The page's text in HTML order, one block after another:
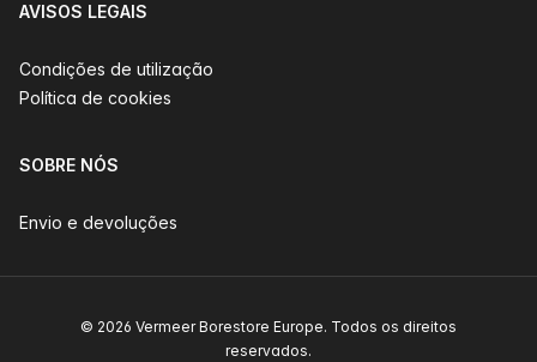
AVISOS LEGAIS
Condições de utilização
Política de cookies
SOBRE NÓS
Envio e devoluções
© 2026 Vermeer Borestore Europe. Todos os direitos
reservados.